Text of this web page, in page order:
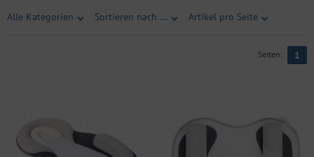
Alle Kategorien
Sortieren nach ... Artikel pro Seite
Seiten: 1